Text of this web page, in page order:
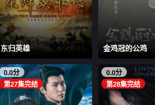
东归英雄 金鸡冠的公鸡
0.0分
第27集完结
0.0分
第28集完结